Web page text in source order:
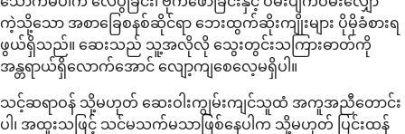
ကဲ့သို့သော အစာခြေစနစ်ဆိုင်ရာ ဘေးထွက်ဆိုးကျိုးများ ပိုမိုခံစားရ
ဖွယ်ရှိသည်။ ဆေးသည် သူ့အလိုလို သွေးတွင်းသကြားဓာတ်ကို
အန္တရာယ်ရှိလောက်အောင် လျော့ကျစေလေ့မရှိပါ။
သင့်ဆရာဝန် သို့မဟုတ် ဆေးဝါးကျွမ်းကျင်သူထံ အကူအညီတောင်း
ပါ၊ အထူးသဖြင့် သင်မသက်မသာဖြစ်နေပါက သို့မဟုတ် ပြင်းထန်